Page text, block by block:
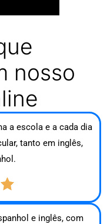
nosso
a escola e a cada dia
tanto em inglês,
e inglês, com